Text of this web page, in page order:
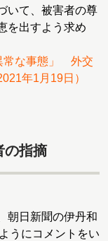
いて、被害者の尊
を出すよう求め
常な事態」 外交
年1月19日）
の指摘
朝日新聞の伊丹和
うにコメントをい